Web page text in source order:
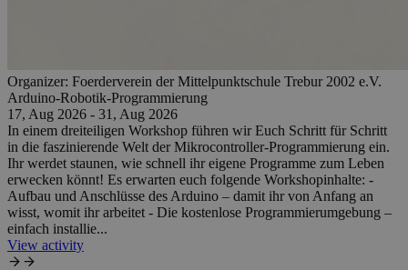
Organizer: Foerderverein der Mittelpunktschule Trebur 2002 e.V.
Arduino-Robotik-Programmierung
17, Aug 2026 - 31, Aug 2026
In einem dreiteiligen Workshop führen wir Euch Schritt für Schritt
in die faszinierende Welt der Mikrocontroller-Programmierung ein.
Ihr werdet staunen, wie schnell ihr eigene Programme zum Leben
erwecken könnt! Es erwarten euch folgende Workshopinhalte: -
Aufbau und Anschlüsse des Arduino – damit ihr von Anfang an
wisst, womit ihr arbeitet - Die kostenlose Programmierumgebung –
einfach installie...
View activity